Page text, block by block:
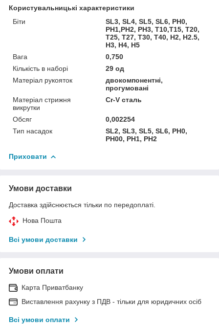
Користувальницькі характеристики
Біти
SL3, SL4, SL5, SL6, PH0,
PH1,PH2, PH3, T10,T15, T20,
T25, T27, T30, T40, H2, H2.5,
H3, H4, H5
Вага
0,750
Кількість в наборі
29 од
Матеріал рукояток
двокомпонентні,
прогумовані
Матеріал стрижня
викрутки
Cr-V сталь
Обсяг
0,002254
Тип насадок
SL2, SL3, SL5, SL6, PH0,
PH00, PH1, PH2
Приховати
Умови доставки
Доставка здійснюється тільки по передоплаті.
Нова Пошта
Всі умови доставки
Умови оплати
Карта Приватбанку
Виставлення рахунку з ПДВ - тільки для юридичних осіб
Всі умови оплати